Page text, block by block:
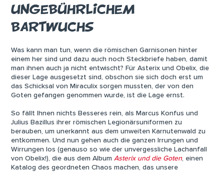
UNGEBÜHRLICHEM
BARTWUCHS
Was kann man tun, wenn die römischen Garnisonen hinter
einem her sind und dazu auch noch Steckbriefe haben, damit
man ihnen auch ja nicht entwischt? Für Asterix und Obelix, die
dieser Lage ausgesetzt sind, obschon sie sich doch erst um
das Schicksal von Miraculix sorgen mussten, der von den
Goten gefangen genommen wurde, ist die Lage ernst.
So fällt Ihnen nichts Besseres rein, als Marcus Konfus und
Julius Bazillus ihrer römischen Legionärsuniformen zu
berauben, um unerkannt aus dem unweiten Karnutenwald zu
entkommen. Und nun gehen auch die ganzen Irrungen und
Wirrungen los (genauso so wie der unvergessliche Lachanfall
von Obelix!), die aus dem AlbumAsterix und die Goten, einen
Katalog des geordneten Chaos machen, das unsere